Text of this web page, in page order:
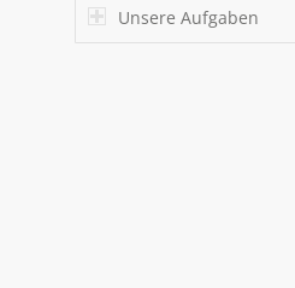
Unsere Aufgaben